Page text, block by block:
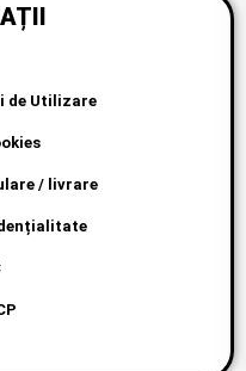
de Utilizare
/ livrare